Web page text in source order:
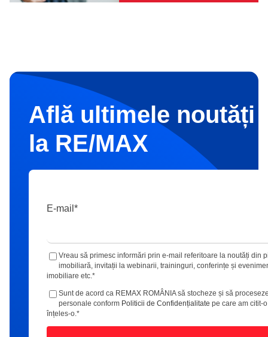
Află ultimele noutăți
la RE/MAX
E-mail *
Vreau să primesc informări prin e-mail referitoare la noutăți din
imobiliară, invitații la webinarii, traininguri, conferințe și
imobiliare etc. *
Sunt de acord ca REMAX ROMÂNIA să stocheze și să
personale conform Politicii de Confidențialitate pe care am citit-
înțeles-o. *